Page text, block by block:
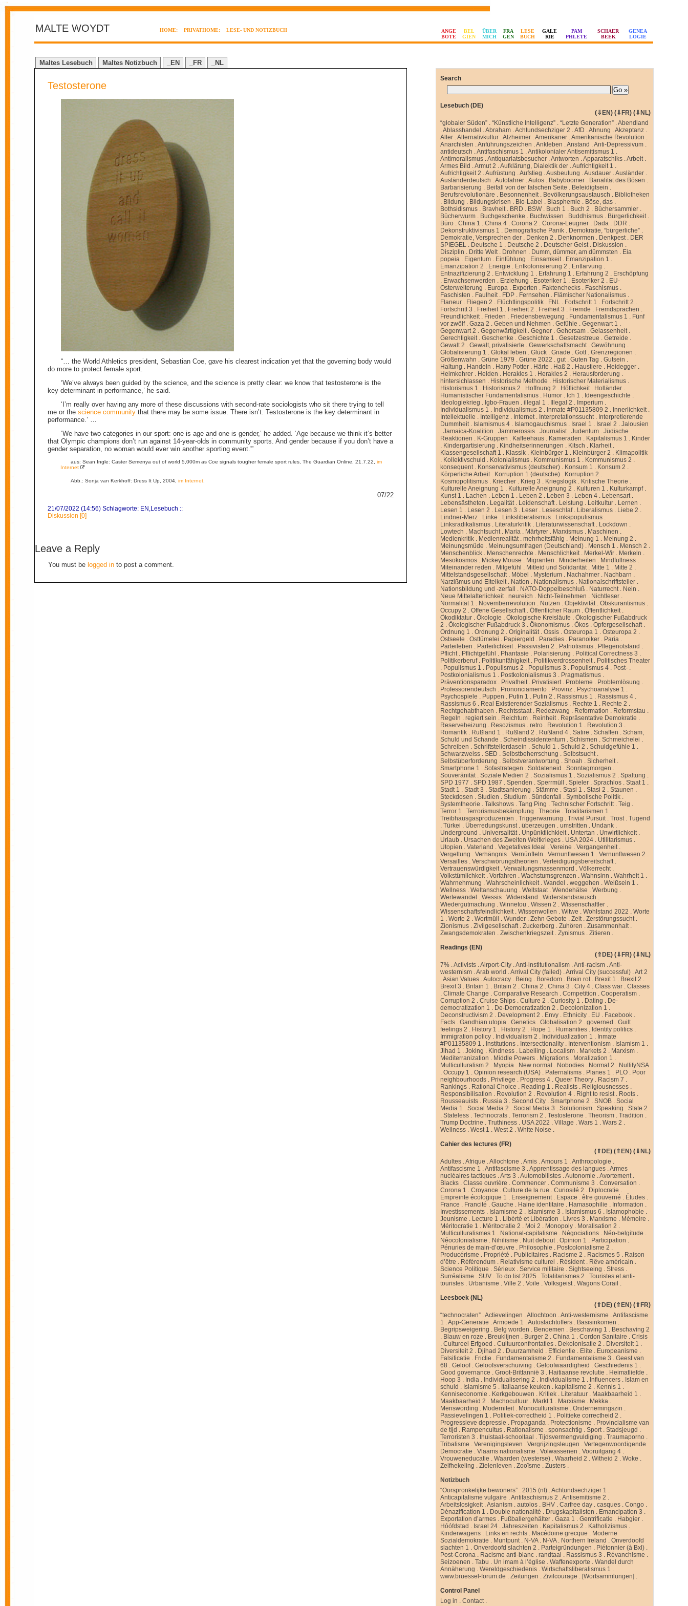
MALTE WOYDT HOME: PRIVATHOME: LESE- UND NOTIZBUCH
ANGE
BOTE
BEL
GIEN
ÜBER
MICH
FRA
GEN
LESE
BUCH
GALE
RIE
PAM
PHLETE
SCHAER
BEEK
GENEA
LOGIE
Maltes Lesebuch Maltes Notizbuch _EN _FR _NL
Testosterone
“… the World Athletics president, Sebastian Coe, gave his clearest indication yet that the governing body would
do more to protect female sport.
‘We’ve always been guided by the science, and the science is pretty clear: we know that testosterone is the
key determinant in performance,’ he said.
‘I’m really over having any more of these discussions with second-rate sociologists who sit there trying to tell
me or thescience community that there may be some issue. There isn’t. Testosterone is the key determinant in
performance.’ …
‘We have two categories in our sport: one is age and one is gender,’ he added. ‘Age because we think it’s better
that Olympic champions don’t run against 14-year-olds in community sports. And gender because if you don’t have a
gender separation, no woman would ever win another sporting event.'”
aus: Sean Ingle: Caster Semenya out of world 5,000m as Coe signals tougher female sport rules, The Guardian Online, 21.7.22, im
Internet
Abb.: Sonja van Kerkhoff: Dress It Up, 2004, im Internet.
07/22
21/07/2022 (14:56) Schlagworte: EN Lesebuch ::
Diskussion [0]
Leave a Reply
You must belogged in to post a comment.
Search
Lesebuch (DE)
(⇓EN) (⇓FR) (⇓NL)
“globaler Süden” .“Künstliche Intelligenz” .“Letzte Generation” .Abendland
.Ablasshandel .Abraham .Achtundsechziger 2 .AfD .Ahnung .Akzeptanz .
Alter .Alternativkultur .Alzheimer .Amerikaner .Amerikanische Revolution .
Anarchisten .Anführungszeichen .Ankleben .Anstand .Anti-Depressivum .
antideutsch .Antifaschismus 1 .Antikolonialer Antisemitismus 1 .
Antimoralismus .Antiquariatsbesucher .Antworten .Apparatschiks .Arbeit.
Armes Bild .Armut 2 .Aufklärung, Dialektik der .Aufrichtigkeit 1 .
Aufrichtigkeit 2 .Aufrüstung .Aufstieg .Ausbeutung .Ausdauer .Ausländer .
Ausländerdeutsch .Autofahrer .Autos . Babyboomer . Banalität des Bösen .
Barbarisierung . Beifall von der falschen Seite . Beleidigtsein .
Berufsrevolutionäre . Besonnenheit. Bevölkerungsaustausch . Bibliotheken
. Bildung . Bildungskrisen . Bio-Label . Blasphemie . Böse, das .
Bothsidismus . Bravheit. BRD . BSW. Buch 1 . Buch 2 . Büchersammler .
Bücherwurm . Buchgeschenke . Buchwissen . Buddhismus . Bürgerlichkeit.
Büro .China 1 .China 4 .Corona 2 .Corona-Leugner . Dada . DDR .
Dekonstruktivismus 1 . Demografische Panik . Demokratie, “bürgerliche” .
Demokratie, Versprechen der . Denken 2 . Denknormen . Denkpest. DER
SPIEGEL . Deutsche 1 . Deutsche 2 . Deutscher Geist. Diskussion .
Disziplin . Dritte Welt. Drohnen . Dumm, dümmer, am dümmsten . Eia
popeia . Eigentum . Einfühlung . Einsamkeit. Emanzipation 1 .
Emanzipation 2 . Energie . Entkolonisierung 2 . Entlarvung .
Entnazifizierung 2 . Entwicklung 1 . Erfahrung 1 . Erfahrung 2 . Erschöpfung
. Erwachsenwerden . Erziehung . Esoteriker 1 . Esoteriker 2 . EU-
Osterweiterung . Europa . Experten . Faktenchecks . Faschismus .
Faschisten . Faulheit. FDP . Fernsehen . Flämischer Nationalismus .
Flaneur . Fliegen 2 . Flüchtlingspolitik . FNL . Fortschritt 1 . Fortschritt 2 .
Fortschritt 3 . Freiheit 1 . Freiheit 2 . Freiheit 3 . Fremde . Fremdsprachen .
Freundlichkeit. Frieden . Friedensbewegung . Fundamentalismus 1 . Fünf
vor zwölf.Gaza 2 .Geben und Nehmen .Gefühle .Gegenwart 1 .
Gegenwart 2 .Gegenwärtigkeit.Gegner .Gehorsam .Gelassenheit.
Gerechtigkeit.Geschenke .Geschichte 1 .Gesetzestreue .Getreide .
Gewalt 2 .Gewalt, privatisierte .Gewerkschaftsmacht.Gewöhnung .
Globalisierung 1 .Glokal leben .Glück .Gnade .Gott.Grenzregionen .
Größenwahn .Grüne 1979 .Grüne 2022 .gut.Guten Tag .Gutsein .
Haltung . Handeln . Harry Potter . Härte . Haß 2 . Haustiere . Heidegger .
Heimkehrer . Helden . Herakles 1 . Herakles 2 . Herausforderung .
hintersichlassen . Historische Methode . Historischer Materialismus .
Historismus 1 . Historismus 2 . Hoffnung 2 . Höflichkeit. Holländer .
Humanistischer Fundamentalismus . Humor . Ich 1 . Ideengeschichte .
Ideologiekrieg . Igbo-Frauen .illegal 1 . Illegal 2 . Imperium .
Individualismus 1 . Individualismus 2 . Inmate #P01135809 2 . Innerlichkeit.
Intellektuelle . Intelligenz . Internet. Interpretationssucht. Interpretierende
Dummheit. Islamismus 4 . Islamogauchismus . Israel 1 . Israel 2 .Jalousien
.Jamaica-Koalition .Jammerossis .Journalist.Judentum .Jüdische
Reaktionen . K-Gruppen . Kaffeehaus . Kameraden . Kapitalismus 1 . Kinder
. Kindergartisierung . Kindheitserinnerungen . Kitsch . Klarheit.
Klassengesellschaft 1 . Klassik . Kleinbürger 1 . Kleinbürger 2 . Klimapolitik
. Kollektivschuld . Kolonialismus . Kommunismus 1 . Kommunismus 2 .
konsequent. Konservativismus (deutscher) . Konsum 1 . Konsum 2 .
Körperliche Arbeit. Korruption 1 (deutsche) . Korruption 2 .
Kosmopolitismus . Kriecher . Krieg 3 . Kriegslogik . Kritische Theorie .
Kulturelle Aneignung 1 . Kulturelle Aneignung 2 . Kulturen 1 . Kulturkampf.
Kunst 1 . Lachen . Leben 1 . Leben 2 . Leben 3 . Leben 4 . Lebensart.
Lebensästheten . Legalität. Leidenschaft. Leistung . Leitkultur . Lernen .
Lesen 1 . Lesen 2 . Lesen 3 . Leser . Leseschlaf. Liberalismus . Liebe 2 .
Lindner-Merz . Linke . Linksliberalismus . Linkspopulismus .
Linksradikalismus . Literaturkritik . Literaturwissenschaft. Lockdown .
Lowtech . Machtsucht. Maria . Märtyrer . Marxismus . Maschinen .
Medienkritik . Medienrealität.mehrheitsfähig . Meinung 1 . Meinung 2 .
Meinungsmüde . Meinungsumfragen (Deutschland) . Mensch 1 . Mensch 2 .
Menschenblick . Menschenrechte . Menschlichkeit. Merkel-Wir . Merkeln .
Mesokosmos . Mickey Mouse . Migranten . Minderheiten . Mindfullness .
Miteinander reden . Mitgefühl . Mitleid und Solidarität. Mitte 1 . Mitte 2 .
Mittelstandsgesellschaft. Möbel . Mysterium . Nachahmer . Nachbarn .
Narzißmus und Eitelkeit. Nation . Nationalismus . Nationalschriftsteller .
Nationsbildung und -zerfall
. NATO-Doppelbeschluß . Naturrecht. Nein .
Neue Mittelalterlichkeit.neureich . Nicht-Teilnehmen . Nichtleser .
Normalität 1 . Novemberrevolution . Nutzen .Objektivität.Obskurantismus .
Occupy 2 .Offene Gesellschaft.Öffentlicher Raum .Öffentlichkeit.
Ökodiktatur .Ökologie .Ökologische Kreisläufe .Ökologischer Fußabdruck
2 .Ökologischer Fußabdruck 3 .Ökonomismus .Ökos .Opfergesellschaft.
Ordnung 1 .Ordnung 2 .Originalität.Ossis .Osteuropa 1 .Osteuropa 2 .
Ostseele .Osttümelei . Papiergeld . Paradies . Paranoiker . Paria .
Parteileben . Parteilichkeit. Passivisten 2 . Patriotismus . Pflegenotstand .
Pflicht. Pflichtgefühl . Phantasie . Polarisierung . Political Correctness 3 .
Politikerberuf. Politikunfähigkeit. Politikverdrossenheit. Politisches Theater
. Populismus 1 . Populismus 2 . Populismus 3 . Populismus 4 . Post- .
Postkolonialismus 1 . Postkolonialismus 3 . Pragmatismus .
Präventionsparadox . Privatheit. Privatisiert. Probleme . Problemlösung .
Professorendeutsch . Prononciamento . Provinz . Psychoanalyse 1 .
Psychospiele . Puppen . Putin 1 . Putin 2 . Rassismus 1 . Rassismus 4 .
Rassismus 6 . Real Existierender Sozialismus . Rechte 1 . Rechte 2 .
Rechtgehabthaben . Rechtsstaat. Redezwang . Reformation . Reformstau .
Regeln .regiert sein . Reichtum . Reinheit. Repräsentative Demokratie .
Reserveheizung . Resozismus .retro . Revolution 1 . Revolution 3 .
Romantik . Rußland 1 . Rußland 2 . Rußland 4 .Satire .Schaffen .Scham,
Schuld und Schande .Scheindissidententum .Schismen .Schmeichelei .
Schreiben .Schriftstellerdasein .Schuld 1 .Schuld 2 .Schuldgefühle 1 .
Schwarzweiss .SED .Selbstbeherrschung .Selbstsucht.
Selbstüberforderung .Selbstverantwortung .Shoah .Sicherheit.
Smartphone 1 .Sofastrategen .Soldateneid .Sonntagmorgen .
Souveränität.Soziale Medien 2 .Sozialismus 1 .Sozialismus 2 .Spaltung .
SPD 1977 .SPD 1987 .Spenden .Sperrmüll .Spieler .Sprachlos .Staat 1 .
Stadt 1 .Stadt 3 .Stadtsanierung .Stämme .Stasi 1 .Stasi 2 .Staunen .
Steckdosen .Studien .Studium .Sündenfall .Symbolische Politik .
Systemtheorie .Talkshows .Tang Ping .Technischer Fortschritt.Teig .
Terror 1 .Terrorismusbekämpfung .Theorie .Totalitarismen 1 .
Treibhausgasproduzenten .Triggerwarnung .Trivial Pursuit.Trost.Tugend
.Türkei . Überredungskunst.überzeugen .umstritten . Undank .
Underground . Universalität. Unpünktlichkieit. Untertan . Unwirtlichkeit.
Urlaub . Ursachen des Zweiten Weltkrieges . USA 2024 . Utilitarismus .
Utopien .Vaterland .Vegetatives Ideal .Vereine .Vergangenheit.
Vergeltung .Verhängnis .Vernünfteln .Vernunftwesen 1 .Vernunftwesen 2 .
Versailles .Verschwörungstheorien .Verteidigungsbereitschaft.
Vertrauenswürdigkeit.Verwaltungsmassenmord .Völkerrecht.
Volkstümlichkeit.Vorfahren .Wachstumsgrenzen .Wahnsinn .Wahrheit 1 .
Wahrnehmung .Wahrscheinlichkeit.Wandel .weggehen .Weißsein 1 .
Wellness .Weltanschauung .Weltstaat.Wendehälse .Werbung .
Wertewandel .Wessis .Widerstand .Widerstandsrausch .
Wiedergutmachung .Winnetou .Wissen 2 .Wissenschaftler .
Wissenschaftsfeindlichkeit.Wissenwollen .Witwe .Wohlstand 2022 .Worte
1 .Worte 2 .Wortmüll .Wunder .Zehn Gebote .Zeit.Zerstörungssucht.
Zionismus .Zivilgesellschaft.Zuckerberg .Zuhören .Zusammenhalt.
Zwangsdemokraten .Zwischenkriegszeit.Zynismus .Zitieren .
Readings (EN)
(⇑DE) (⇓FR) (⇓NL)
7% .Activists .Airport-City .Anti-institutionalism .Anti-racism .Anti-
westernism .Arab world .Arrival City (failed) .Arrival City (successful) .Art 2
.Asian Values .Autocracy . Being . Boredom . Brain rot. Brexit 1 . Brexit 2 .
Brexit 3 . Britain 1 . Britain 2 .China 2 .China 3 .City 4 .Class war .Classes
.Climate Change .Comparative Research .Competition .Cooperatism .
Corruption 2 .Cruise Ships .Culture 2 .Curiosity 1 . Dating . De-
democratization 1 . De-Democratization 2 . Decolonization 1 .
Deconstructivism 2 . Development 2 . Envy . Ethnicity . EU . Facebook .
Facts .Gandhian utopia .Genetics .Globalisation 2 .governed .Guilt
feelings 2 . History 1 . History 2 . Hope 1 . Humanities . Identity politics .
Immigration policy . Individualism 2 . Individualization 1 . Inmate
#P01135809 1 . Institutions . Intersectionality . Interventionism . Islamism 1 .
Jihad 1 .Joking . Kindness . Labelling . Localism . Markets 2 . Marxism .
Mediterranization . Middle Powers . Migrations . Moralization 1 .
Multiculturalism 2 . Myopia . New normal . Nobodies . Normal 2 . NullifyNSA
.Occupy 1 .Opinion research (USA) . Paternalisms . Planes 1 . PLO . Poor
neighbourhoods . Privilege . Progress 4 .Queer Theory . Racism 7 .
Rankings . Rational Choice . Reading 1 . Realists . Religiousnesses .
Responsibilisation . Revolution 2 . Revolution 4 . Right to resist. Roots .
Rousseauists . Russia 3 .Second City .Smartphone 2 .SNOB .Social
Media 1 .Social Media 2 .Social Media 3 .Solutionism .Speaking .State 2
.Stateless .Technocrats .Terrorism 2 .Testosterone .Theorism .Tradition .
Trump Doctrine .Truthiness . USA 2022 .Village .Wars 1 .Wars 2 .
Wellness .West 1 .West 2 .White Noise .
Cahier des lectures (FR)
(⇑DE) (⇑EN) (⇓NL)
Adultes .Afrique .Allochtone .Amis .Amours 1 .Anthropologie .
Antifascisme 1 .Antifascisme 3 .Apprentissage des langues .Armes
nucléaires tactiques .Arts 3 .Automobilistes .Autonomie .Avortement.
Blacks .Classe ouvrière .Commencer .Communisme 3 .Conversation .
Corona 1 .Croyance .Culture de la rue .Curiosité 2 . Diplocratie .
Empreinte écologique 1 . Enseignement. Espace .être gouverné . Études .
France . Francité .Gauche . Haine identitaire . Hamasophilie . Information .
Investissements . Islamisme 2 . Islamisme 3 . Islamismus 6 . Islamophobie .
Jeunisme . Lecture 1 . Libérté et Libération . Livres 3 . Marxisme . Mémoire .
Méritocratie 1 . Méritocratie 2 . Moi 2 . Monopoly . Moralisation 2 .
Multiculturalismes 1 . National-capitalisme . Négociations . Néo-belgitude .
Néocolonialisme . Nihilisme . Nuit debout.Opinion 1 . Participation .
Pénuries de main-d’œuvre . Philosophie . Postcolonialisme 2 .
Producérisme . Propriété . Publicitaires . Racisme 2 . Racismes 5 . Raison
d’être . Référendum . Relativisme culturel . Résident. Rêve américain .
Science Politique .Sérieux .Service militaire .Sightseeing .Stress .
Surréalisme .SUV .To do list 2025 .Totalitarismes 2 .Touristes et anti-
touristes . Urbanisme .Ville 2 .Voile .Volksgeist.Wagons Corail .
Leesboek (NL)
(⇑DE) (⇑EN) (⇑FR)
“technocraten” .Actievelingen .Allochtoon .Anti-westernisme .Antifascisme
1 .App-Generatie .Armoede 1 .Autoslachtoffers . Basisinkomen .
Begripsweigering . Belg worden . Benoemen . Beschaving 1 . Beschaving 2
. Blauw en roze . Breuklijnen . Burger 2 .China 1 .Cordon Sanitaire .Crisis
.Cultureel Erfgoed .Cultuurconfrontaties . Dekolonisatie 2 . Diversiteit 1 .
Diversiteit 2 . Djihad 2 . Duurzamheid . Efficientie . Elite . Europeanisme .
Falsificatie . Frictie . Fundamentalisme 2 . Fundamentalisme 3 .Geest van
68 .Geloof.Geloofsverschuiving .Geloofwaardigheid .Geschiedenis 1 .
Good governance .Groot-Brittannië 3 . Haitiaanse revolutie . Heimatliefde .
Hoop 3 . India . Individualisering 2 . Individualisme 1 . Influencers . Islam en
schuld . Islamisme 5 . Italiaanse keuken . kapitalisme 2 . Kennis 1 .
Kenniseconomie . Kerkgebouwen . Kritiek . Literatuur . Maakbaarheid 1 .
Maakbaarheid 2 . Machocultuur . Markt 1 . Marxisme . Mekka .
Menswording . Moderniteit. Monoculturalisme .Ondernemingszin .
Passievelingen 1 . Politiek-correctheid 1 . Politieke correctheid 2 .
Progressieve depressie . Propaganda . Protectionisme . Provincialisme van
de tijd . Rampencultus . Rationalisme .sponsachtig .Sport.Stadsjeugd .
Terroristen 3 .thuistaal-schooltaal .Tijdsvermengvuldiging .Traumaporno .
Tribalisme .Verenigingsleven .Vergrijzingsleugen .Vertegenwoordigende
Democratie .Vlaams nationalisme .Volwassenen .Vooruitgang 4 .
Vrouweneducatie .Waarden (westerse) .Waarheid 2 .Witheid 2 .Woke .
Zelfhekeling .Zielenleven .Zooïsme .Zusters .
Notizbuch
“Oorspronkelijke bewoners” .2015 (nl) .Achtundsechziger 1 .
Anticapitalisme vulgaire .Antifaschismus 2 .Antisemitisme 2 .
Arbeitslosigkeit.Asianism .autolos . BHV .Carfree day .casques .Congo .
Dénazification 1 . Double nationalité . Drugskapitalisten . Emancipation 3 .
Exportation d’armes . Fußballergehälter .Gaza 1 .Gentrificatie . Habgier .
Hóófdstad . Israel 24 .Jahreszeiten . Kapitalismus 2 . Katholizismus .
Kinderwagens . Links en rechts . Macédoine grecque . Moderne
Sozialdemokratie . Muntpunt. N-VA. N-VA. Northern Ireland .Onverdoofd
slachten 1 .Onverdoofd slachten 2 . Parteigründungen . Piétonnier (à Bxl) .
Post-Corona . Racisme anti-blanc .randtaal . Rassismus 3 . Révanchisme .
Seizoenen .Tabu . Un imam à l’église .Waffenexporte .Wandel durch
Annäherung .Wereldgeschiedenis .Wirtschaftsliberalismus 1 .
www.bruessel-forum.de .Zeitungen .Zivilcourage . [Wortsammlungen] .
Control Panel
Log in .Contact.